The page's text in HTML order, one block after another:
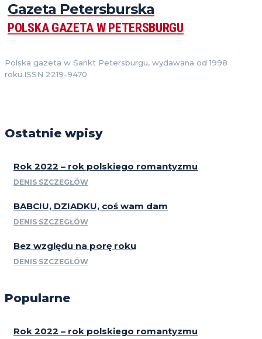
Gazeta Petersburska
POLSKA GAZETA W PETERSBURGU
Polska gazeta w Sankt Petersburgu, wydawana od 1998
roku.ISSN 2219-9470
Ostatnie wpisy
Rok 2022 – rok polskiego romantyzmu
DENIS SZCZEGŁÓW
BABCIU, DZIADKU, coś wam dam
DENIS SZCZEGŁÓW
Bez względu na porę roku
DENIS SZCZEGŁÓW
Popularne
Rok 2022 – rok polskiego romantyzmu